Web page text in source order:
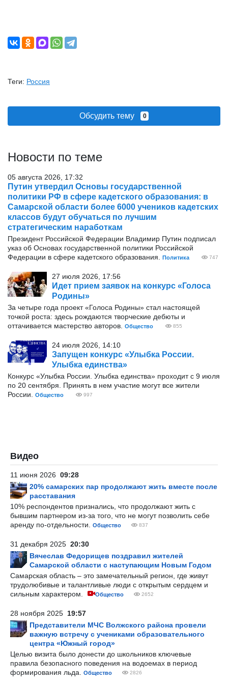
Теги: Россия
Обсудить тему 0
Новости по теме
05 августа 2026, 17:32
Путин утвердил Основы государственной
политики РФ в сфере кадетского образования: в
Самарской области более 6000 учеников кадетских
классов будут обучаться по лучшим
стратегическим наработкам
Президент Российской Федерации Владимир Путин подписал
указ об Основах государственной политики Российской
Федерации в сфере кадетского образования.
Политика 747
27 июля 2026, 17:56
Идет прием заявок на конкурс «Голоса
Родины»
За четыре года проект «Голоса Родины» стал настоящей
точкой роста: здесь рождаются творческие дебюты и
оттачивается мастерство авторов.
Общество 855
24 июля 2026, 14:10
Запущен конкурс «Улыбка России.
Улыбка единства»
Конкурс «Улыбка России. Улыбка единства» проходит с 9 июля
по 20 сентября. Принять в нем участие могут все жители
России.
Общество 997
Видео
11 июня 2026 09:28
20% самарских пар продолжают жить вместе после
расставания
10% респондентов признались, что продолжают жить с
бывшим партнером из-за того, что не могут позволить себе
аренду по-отдельности.
Общество 837
31 декабря 2025 20:30
Вячеслав Федорищев поздравил жителей
Самарской области с наступающим Новым Годом
Самарская область – это замечательный регион, где живут
трудолюбивые и талантливые люди с открытым сердцем и
сильным характером.
Общество 2652
28 ноября 2025 19:57
Представители МЧС Волжского района провели
важную встречу с учениками образовательного
центра «Южный город»
Целью визита было донести до школьников ключевые
правила безопасного поведения на водоемах в период
формирования льда.
Общество 2826